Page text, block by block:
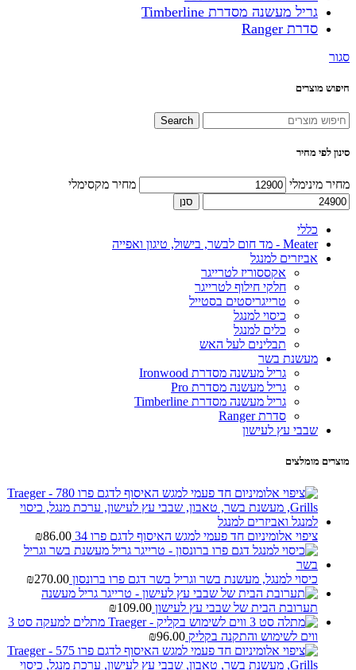
גריל מעשנה מסדרת Timberline
סדרת Ranger
סגור
חיפוש מוצרים
Search
סינון לפי מחיר
מחיר מינימלי מחיר מקסימלי
סנן
כללי
Meater - מד חום לבשר, בישול, טיגון ואפייה
אביזרים למנגל
אקססוריז לטרייגר
חלקי חילוף לטרייגר
טרייגריסטים בסטייל
כיסוי למנגל
כלים למנגל
תבלינים לעל האש
מעשנת בשר
גריל מעשנה מסדרת Ironwood
גריל מעשנה מסדרת Pro
גריל מעשנה מסדרת Timberline
סדרת Ranger
שבבי עץ לעישון
מוצרים מומלצים
ציפוי אלומיניום חד פעמי למגש האיסוף לדגם פרו 34 ₪86.00
כיסוי למנגל, מעשנת בשר וגריל בשר דגם פרו ברונסון ₪270.00
תערובת הבית של שבבי עץ לעישון ₪109.00
מתלים למעקה סט 3
ווים לשימוש והתקנה בקליק
₪96.00